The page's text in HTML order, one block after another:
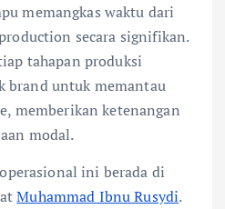
memangkas waktu dari
secara signifikan.
tahapan produksi
brand untuk memantau
memberikan ketenangan
modal.
ini berada di
Muhammad Ibnu Rusydi.